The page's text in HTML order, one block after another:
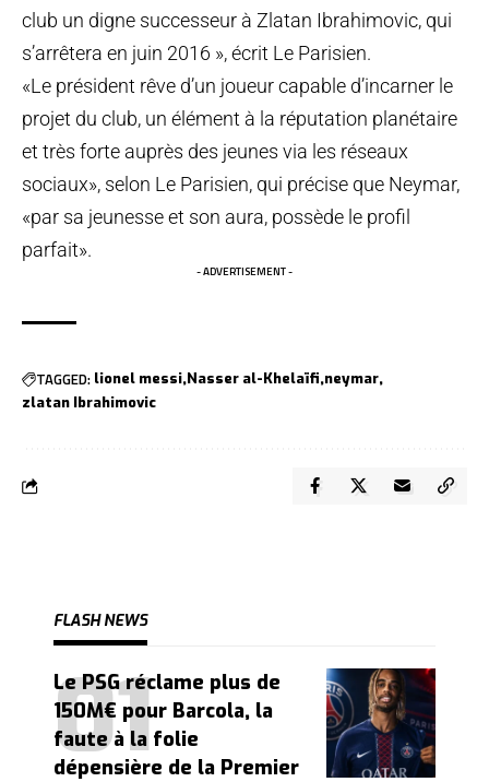
club un digne successeur à Zlatan Ibrahimovic, qui
s’arrêtera en juin 2016 », écrit Le Parisien.
«Le président rêve d’un joueur capable d’incarner le
projet du club, un élément à la réputation planétaire
et très forte auprès des jeunes via les réseaux
sociaux», selon Le Parisien, qui précise que Neymar,
«par sa jeunesse et son aura, possède le profil
parfait».
- ADVERTISEMENT -
TAGGED: lionel messi Nasser al-Khelaïfi neymar
zlatan Ibrahimovic
FLASH NEWS
Le PSG réclame plus de
150M€ pour Barcola, la
faute à la folie
dépensière de la Premier